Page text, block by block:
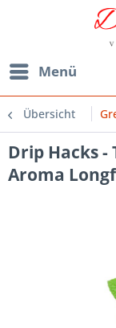
Menü
Übersicht
Drip Hacks -
Aroma